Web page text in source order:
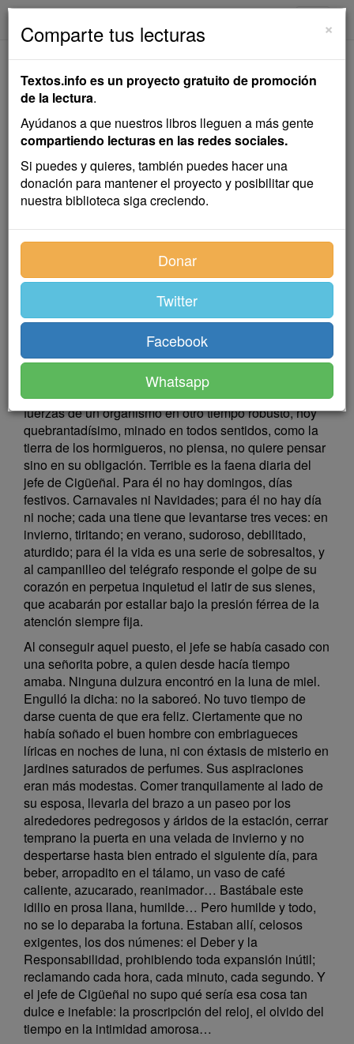
Sin Esperanza
Emilia Pardo Bazán
Cuento
El jefe de la estación, en su lugar, aguarda el tren, el
duodécimo en aquel día despachado. ¡Qué
movimiento el de la estación de Cigüeñal! Cosa de no
parar un instante. Apenas sale un tren, ya es preciso
pensar en la llegada de otro; y los intervalos de
silencio y calma en que el andén enmudece y se ven
los rieles desiertos, a estilo de severas arrugas sobre
un rostro caduco, se diría que hacen resaltar, por el
contraste, el bullicio infernal de las entradas y salidas.
El jefe aguarda. Dominando la fatiga, por una tensión
mecánica de la voluntad; llamando en su ayuda las
fuerzas de un organismo en otro tiempo robusto, hoy
quebrantadísimo, minado en todos sentidos, como la
tierra de los hormigueros, no piensa, no quiere pensar
sino en su obligación. Terrible es la faena diaria del
jefe de Cigüeñal. Para él no hay domingos, días
festivos. Carnavales ni Navidades; para él no hay día
ni noche; cada una tiene que levantarse tres veces: en
invierno, tiritando; en verano, sudoroso, debilitado,
aturdido; para él la vida es una serie de sobresaltos, y
al campanilleo del telégrafo responde el golpe de su
corazón en perpetua inquietud el latir de sus sienes,
que acabarán por estallar bajo la presión férrea de la
atención siempre fija.
Al conseguir aquel puesto, el jefe se había casado con
una señorita pobre, a quien desde hacía tiempo
amaba. Ninguna dulzura encontró en la luna de miel.
Engulló la dicha: no la saboreó. No tuvo tiempo de
darse cuenta de que era feliz. Ciertamente que no
había soñado el buen hombre con embriagueces
líricas en noches de luna, ni con éxtasis de misterio en
jardines saturados de perfumes. Sus aspiraciones
eran más modestas. Comer tranquilamente al lado de
su esposa, llevarla del brazo a un paseo por los
alrededores pedregosos y áridos de la estación, cerrar
temprano la puerta en una velada de invierno y no
despertarse hasta bien entrado el siguiente día, para
beber, arropadito en el tálamo, un vaso de café
caliente, azucarado, reanimador… Bastábale este
idilio en prosa llana, humilde… Pero humilde y todo,
no se lo deparaba la fortuna. Estaban allí, celosos
exigentes, los dos númenes: el Deber y la
Responsabilidad, prohibiendo toda expansión inútil;
reclamando cada hora, cada minuto, cada segundo. Y
el jefe de Cigüeñal no supo qué sería esa cosa tan
dulce e inefable: la proscripción del reloj, el olvido del
tiempo en la intimidad amorosa…
×
Comparte tus lecturas
Textos.info es un proyecto gratuito de promoción
de la lectura.
Ayúdanos a que nuestros libros lleguen a más gente
compartiendo lecturas en las redes sociales.
Si puedes y quieres, también puedes hacer una
donación para mantener el proyecto y posibilitar que
nuestra biblioteca siga creciendo.
Donar
Twitter
Facebook
Whatsapp